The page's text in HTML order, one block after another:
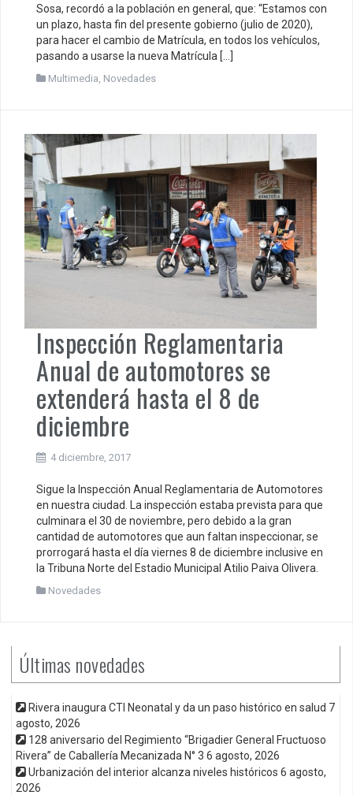
Sosa, recordó a la población en general, que: “Estamos con
un plazo, hasta fin del presente gobierno (julio de 2020),
para hacer el cambio de Matrícula, en todos los vehículos,
pasando a usarse la nueva Matrícula […]
Multimedia Novedades
Inspección Reglamentaria
Anual de automotores se
extenderá hasta el 8 de
diciembre
4 diciembre, 2017
Sigue la Inspección Anual Reglamentaria de Automotores
en nuestra ciudad. La inspección estaba prevista para que
culminara el 30 de noviembre, pero debido a la gran
cantidad de automotores que aun faltan inspeccionar, se
prorrogará hasta el día viernes 8 de diciembre inclusive en
la Tribuna Norte del Estadio Municipal Atilio Paiva Olivera.
Novedades
Últimas novedades
Rivera inaugura CTI Neonatal y da un paso histórico en salud 7
agosto, 2026
128 aniversario del Regimiento “Brigadier General Fructuoso
Rivera” de Caballería Mecanizada N° 3 6 agosto, 2026
Urbanización del interior alcanza niveles históricos 6 agosto,
2026